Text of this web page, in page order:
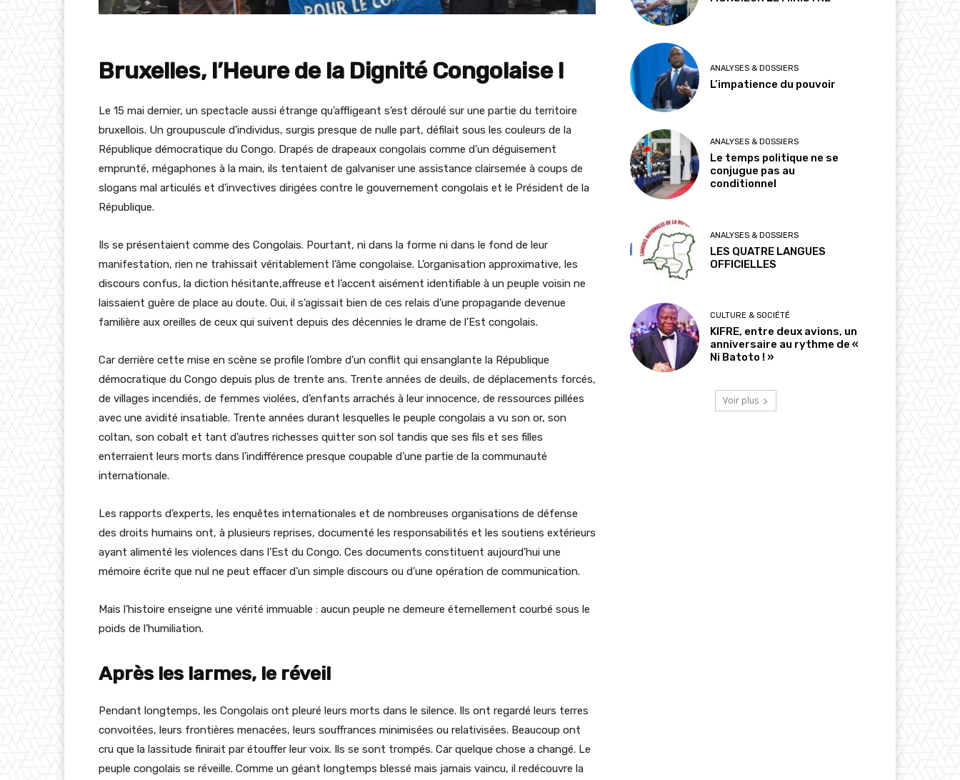
Bruxelles, l’Heure de la Dignité Congolaise !
Le 15 mai dernier, un spectacle aussi étrange qu’affligeant s’est déroulé sur une partie du territoire
bruxellois. Un groupuscule d’individus, surgis presque de nulle part, défilait sous les couleurs de la
République démocratique du Congo. Drapés de drapeaux congolais comme d’un déguisement
emprunté, mégaphones à la main, ils tentaient de galvaniser une assistance clairsemée à coups de
slogans mal articulés et d’invectives dirigées contre le gouvernement congolais et le Président de la
République.
Ils se présentaient comme des Congolais. Pourtant, ni dans la forme ni dans le fond de leur
manifestation, rien ne trahissait véritablement l’âme congolaise. L’organisation approximative, les
discours confus, la diction hésitante,affreuse et l’accent aisément identifiable à un peuple voisin ne
laissaient guère de place au doute. Oui, il s’agissait bien de ces relais d’une propagande devenue
familière aux oreilles de ceux qui suivent depuis des décennies le drame de l’Est congolais.
Car derrière cette mise en scène se profile l’ombre d’un conflit qui ensanglante la République
démocratique du Congo depuis plus de trente ans. Trente années de deuils, de déplacements forcés,
de villages incendiés, de femmes violées, d’enfants arrachés à leur innocence, de ressources pillées
avec une avidité insatiable. Trente années durant lesquelles le peuple congolais a vu son or, son
coltan, son cobalt et tant d’autres richesses quitter son sol tandis que ses fils et ses filles
enterraient leurs morts dans l’indifférence presque coupable d’une partie de la communauté
internationale.
Les rapports d’experts, les enquêtes internationales et de nombreuses organisations de défense
des droits humains ont, à plusieurs reprises, documenté les responsabilités et les soutiens extérieurs
ayant alimenté les violences dans l’Est du Congo. Ces documents constituent aujourd’hui une
mémoire écrite que nul ne peut effacer d’un simple discours ou d’une opération de communication.
Mais l’histoire enseigne une vérité immuable : aucun peuple ne demeure éternellement courbé sous le
poids de l’humiliation.
Après les larmes, le réveil
Pendant longtemps, les Congolais ont pleuré leurs morts dans le silence. Ils ont regardé leurs terres
convoitées, leurs frontières menacées, leurs souffrances minimisées ou relativisées. Beaucoup ont
cru que la lassitude finirait par étouffer leur voix. Ils se sont trompés. Car quelque chose a changé. Le
peuple congolais se réveille. Comme un géant longtemps blessé mais jamais vaincu, il redécouvre la
ANALYSES & DOSSIERS
L’impatience du pouvoir
ANALYSES & DOSSIERS
Le temps politique ne se
conjugue pas au
conditionnel
ANALYSES & DOSSIERS
LES QUATRE LANGUES
OFFICIELLES
CULTURE & SOCIÉTÉ
KIFRE, entre deux avions, un
anniversaire au rythme de «
Ni Batoto ! »
Voir plus